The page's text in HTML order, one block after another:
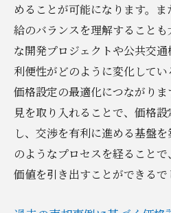
めることが可能になります。
給のバランスを理解すること
な開発プロジェクトや公共交
利便性がどのように変化してい
価格設定の最適化につながり
見を取り入れることで、価格
し、交渉を有利に進める基盤
のようなプロセスを経ること
価値を引き出すことができるで